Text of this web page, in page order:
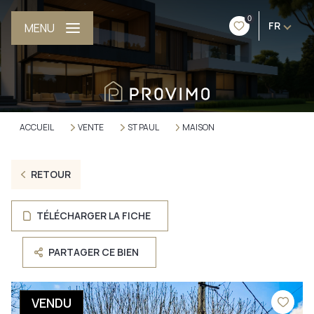
0
FR
MENU
ACCUEIL VENTE ST PAUL MAISON
RETOUR
TÉLÉCHARGER LA FICHE
PARTAGER CE BIEN
VENDU